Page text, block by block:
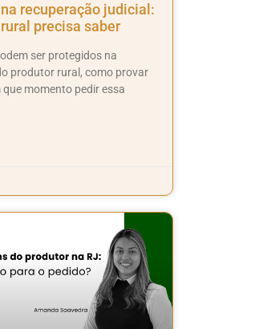
recuperação judicial:
precisa saber
ser protegidos na
produtor rural, como provar
que momento pedir essa